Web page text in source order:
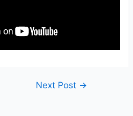
Next Post →